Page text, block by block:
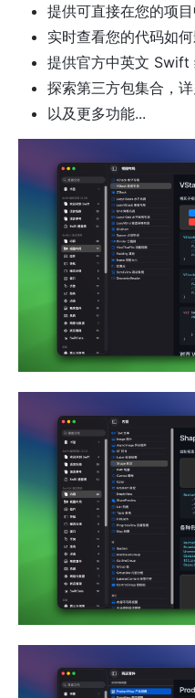
提供可直接在您的项
实时查看您的代码如
提供官方中英文 Swift
探索第三方包集合，
以及更多功能...